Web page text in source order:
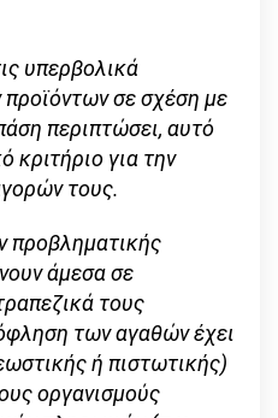
υπερβολικά
προϊόντων σε σχέση με
περιπτώσει, αυτό
κριτήριο για την
τους.
προβληματικής
άμεσα σε
τους
των αγαθών έχει
ή πιστωτικής)
οργανισμούς